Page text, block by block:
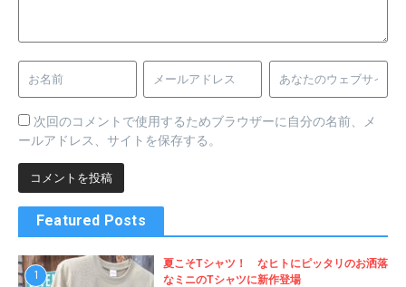
次回のコメントで使用するためブラウザーに自分の名前、メ
ールアドレス、サイトを保存する。
Featured Posts
1
夏こそTシャツ！ なヒトにピッタリのお洒落
なミニのTシャツに新作登場